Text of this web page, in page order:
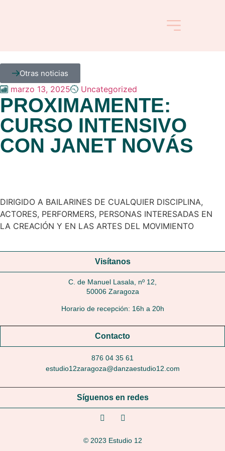
Otras noticias
marzo 13, 2025 Uncategorized
PROXIMAMENTE:
CURSO INTENSIVO
CON JANET NOVÁS
DIRIGIDO A BAILARINES DE CUALQUIER DISCIPLINA,
ACTORES, PERFORMERS, PERSONAS INTERESADAS EN
LA CREACIÓN Y EN LAS ARTES DEL MOVIMIENTO
Visítanos
C. de Manuel Lasala, nº 12,
50006 Zaragoza
Horario de recepción: 16h a 20h
Contacto
876 04 35 61
estudio12zaragoza@danzaestudio12.com
Síguenos en redes
© 2023 Estudio 12